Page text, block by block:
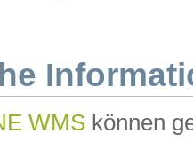
WMS können